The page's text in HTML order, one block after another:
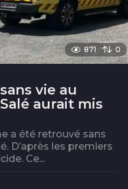
871 0
vie au
aurait mis
a été retrouvé sans
D’après les premiers
Ce...